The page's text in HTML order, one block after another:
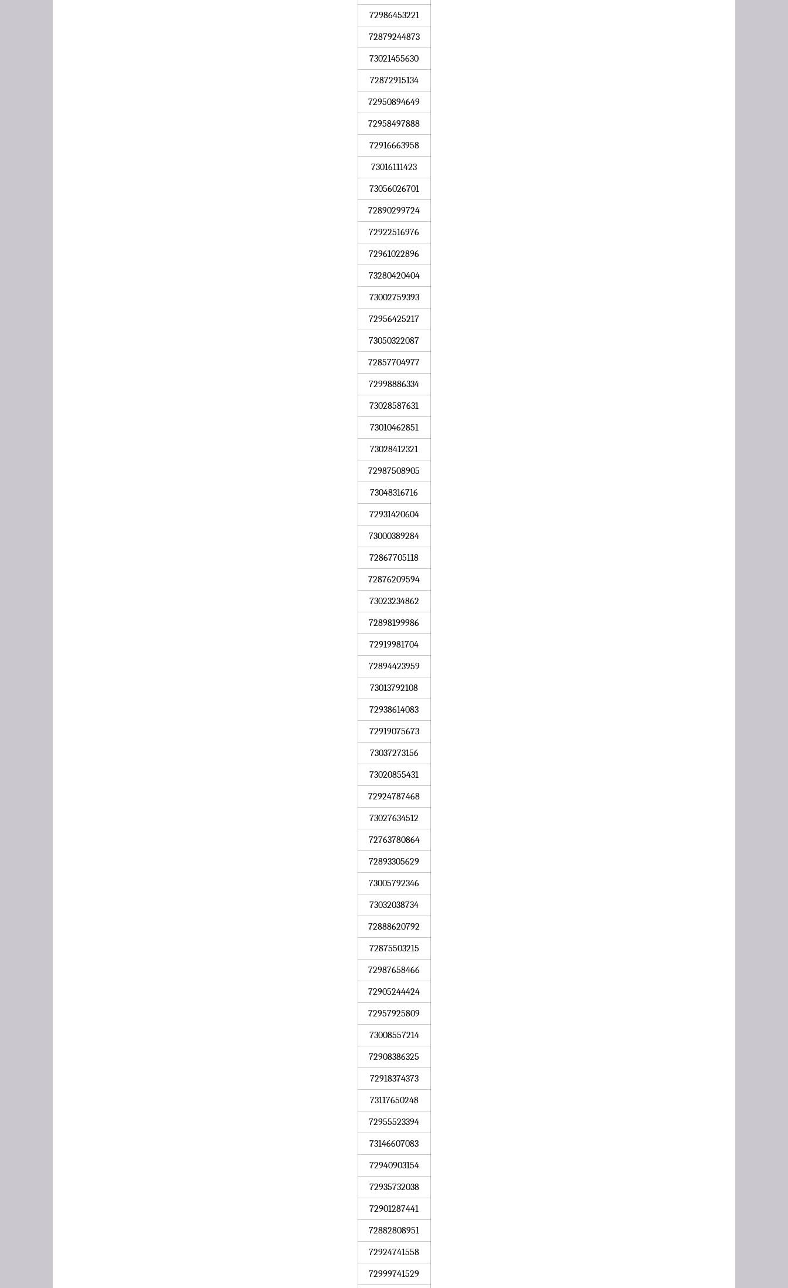
72986453221
72879244873
73021455630
72872915134
72950894649
72958497888
72916663958
73016111423
73056026701
72890299724
72922516976
72961022896
73280420404
73002759393
72956425217
73050322087
72857704977
72998886334
73028587631
73010462851
73028412321
72987508905
73048316716
72931420604
73000389284
72867705118
72876209594
73023234862
72898199986
72919981704
72894423959
73013792108
72938614083
72919075673
73037273156
73020855431
72924787468
73027634512
72763780864
72893305629
73005792346
73032038734
72888620792
72875503215
72987658466
72905244424
72957925809
73008557214
72908386325
72918374373
73117650248
72955523394
73146607083
72940903154
72935732038
72901287441
72882808951
72924741558
72999741529